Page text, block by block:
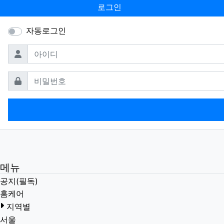
로그인
자동로그인
아이디
필수
비밀번호필수
메뉴
공지(필독)
홈케어
지역별
서울